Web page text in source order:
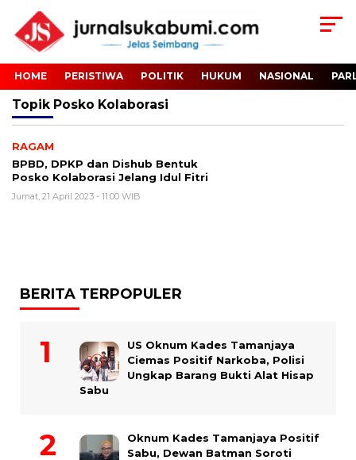
HOME PERISTIWA POLITIK HUKUM NASIONAL
Topik Posko Kolaborasi
RAGAM
BPBD, DPKP dan Dishub Bentuk
Posko Kolaborasi Jelang Idul Fitri
Jumat, 21 April 2023 - 11:00 WIB
BERITA TERPOPULER
US Oknum Kades Tamanjaya
Ciemas Positif Narkoba, Polisi
Ungkap Barang Bukti Alat Hisap
Sabu
Oknum Kades Tamanjaya Positif
Sabu, Dewan Batman Soroti